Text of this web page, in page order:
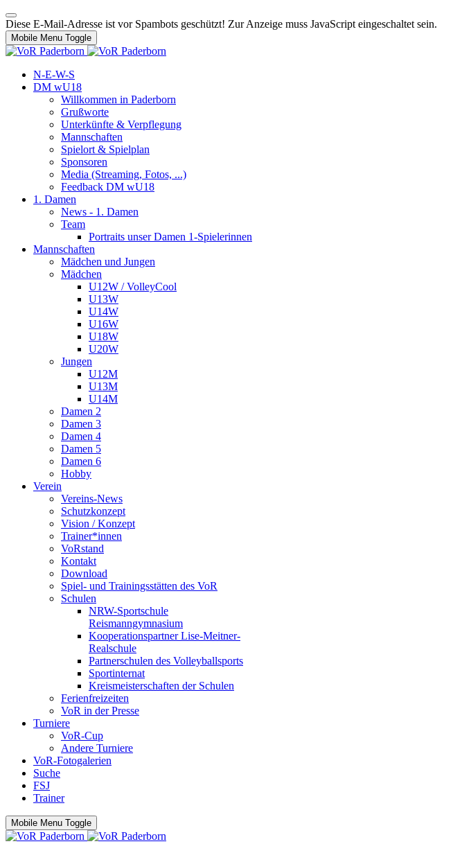
Diese E-Mail-Adresse ist vor Spambots geschützt! Zur Anzeige muss JavaScript eingeschaltet sein.
Mobile Menu Toggle
N-E-W-S
DM wU18
Willkommen in Paderborn
Grußworte
Unterkünfte & Verpflegung
Mannschaften
Spielort & Spielplan
Sponsoren
Media (Streaming, Fotos, ...)
Feedback DM wU18
1. Damen
News - 1. Damen
Team
Portraits unser Damen 1-Spielerinnen
Mannschaften
Mädchen und Jungen
Mädchen
U12W / VolleyCool
U13W
U14W
U16W
U18W
U20W
Jungen
U12M
U13M
U14M
Damen 2
Damen 3
Damen 4
Damen 5
Damen 6
Hobby
Verein
Vereins-News
Schutzkonzept
Vision / Konzept
Trainer*innen
VoRstand
Kontakt
Download
Spiel- und Trainingsstätten des VoR
Schulen
NRW-Sportschule
Reismanngymnasium
Kooperationspartner Lise-Meitner-
Realschule
Partnerschulen des Volleyballsports
Sportinternat
Kreismeisterschaften der Schulen
Ferienfreizeiten
VoR in der Presse
Turniere
VoR-Cup
Andere Turniere
VoR-Fotogalerien
Suche
FSJ
Trainer
Mobile Menu Toggle